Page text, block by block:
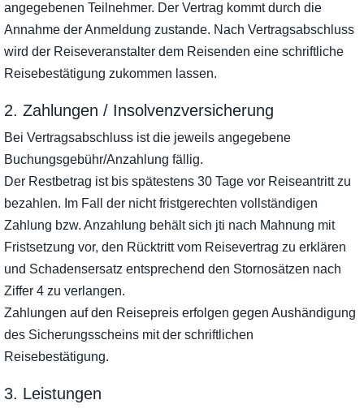
angegebenen Teilnehmer. Der Vertrag kommt durch die
Annahme der Anmeldung zustande. Nach Vertragsabschluss
wird der Reiseveranstalter dem Reisenden eine schriftliche
Reisebestätigung zukommen lassen.
2. Zahlungen / Insolvenzversicherung
Bei Vertragsabschluss ist die jeweils angegebene
Buchungsgebühr/Anzahlung fällig.
Der Restbetrag ist bis spätestens 30 Tage vor Reiseantritt zu
bezahlen. Im Fall der nicht fristgerechten vollständigen
Zahlung bzw. Anzahlung behält sich jti nach Mahnung mit
Fristsetzung vor, den Rücktritt vom Reisevertrag zu erklären
und Schadensersatz entsprechend den Stornosätzen nach
Ziffer 4 zu verlangen.
Zahlungen auf den Reisepreis erfolgen gegen Aushändigung
des Sicherungsscheins mit der schriftlichen
Reisebestätigung.
3. Leistungen